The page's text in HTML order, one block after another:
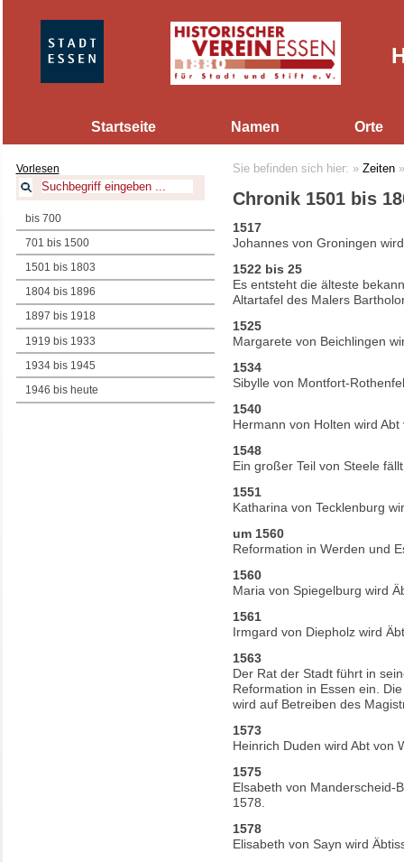
Startseite Namen Orte
Vorlesen
bis 700
701 bis 1500
1501 bis 1803
1804 bis 1896
1897 bis 1918
1919 bis 1933
1934 bis 1945
1946 bis heute
Sie befinden sich hier: » Zeiten »
Chronik 1501 bis
1517
Johannes von Groningen
1522 bis 25
Es entsteht die älteste
Altartafel des Malers
1525
Margarete von Beichlingen
1534
Sibylle von Montfort-
1540
Hermann von Holten wird
1548
Ein großer Teil von Steele
1551
Katharina von Tecklenburg
um 1560
Reformation in Werden und
1560
Maria von Spiegelburg wird
1561
Irmgard von Diepholz wird
1563
Der Rat der Stadt führt in
Reformation in Essen ein.
wird auf Betreiben des
1573
Heinrich Duden wird Abt von
1575
Elsabeth von Manderscheid-
1578.
1578
Elisabeth von Sayn wird